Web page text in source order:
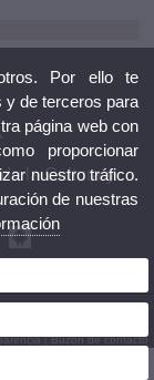
la Cultura y
Teléfono: 963 828 645
|Buzón de contacto
Por ello te
y de terceros para
página web con
proporcionar
nuestro tráfico.
de nuestras